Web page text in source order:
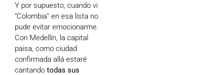
Y por supuesto, cuando vi
“Colombia” en esa lista no
pude evitar emocionarme.
Con Medellín, la capital
paisa, como ciudad
confirmada allá estaré
cantando todas sus